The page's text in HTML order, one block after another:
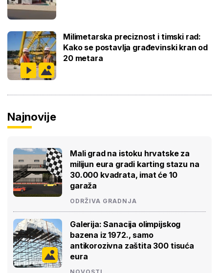
Milimetarska preciznost i timski rad:
Kako se postavlja građevinski kran od
20 metara
Najnovije
Mali grad na istoku hrvatske za
milijun eura gradi karting stazu na
30.000 kvadrata, imat će 10
garaža
ODRŽIVA GRADNJA
Galerija: Sanacija olimpijskog
bazena iz 1972., samo
antikorozivna zaštita 300 tisuća
eura